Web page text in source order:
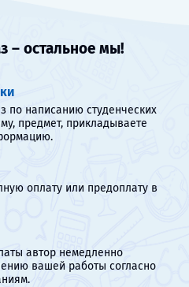
– остальное мы!
по написанию студенческих
предмет, прикладываете
оплату или предоплату в
автор немедленно
вашей работы согласно